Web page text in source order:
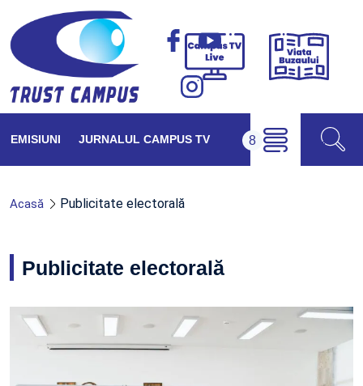
Campus
Viața
EMISIUNI JURNALUL CAMPUS TV
Acasă Publicitate electorală
Publicitate electorală